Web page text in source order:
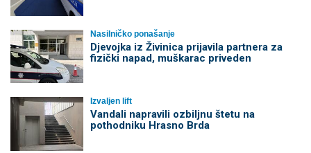
Nasilničko ponašanje
Djevojka iz Živinica prijavila partnera za
fizički napad, muškarac priveden
Izvaljen lift
Vandali napravili ozbiljnu štetu na
pothodniku Hrasno Brda